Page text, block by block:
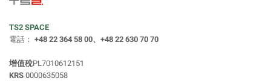
TS2 SPACE
電話： +48 22 364 58 00、+48 22 630 70 70
增值稅PL7010612151
KRS 0000635058